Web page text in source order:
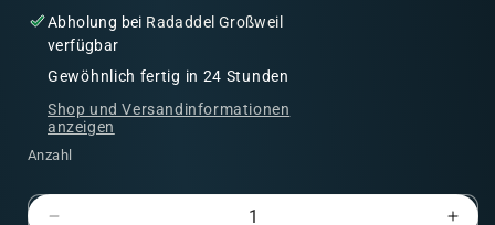
Abholung bei Radaddel Großweil
verfügbar
Gewöhnlich fertig in 24 Stunden
Shop und Versandinformationen
anzeigen
Anzahl